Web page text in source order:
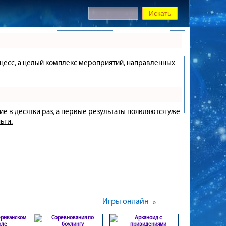
а целый комплекс мероприятий, направленных
в десятки раз, а первые результаты появляются уже
Игры онлайн »